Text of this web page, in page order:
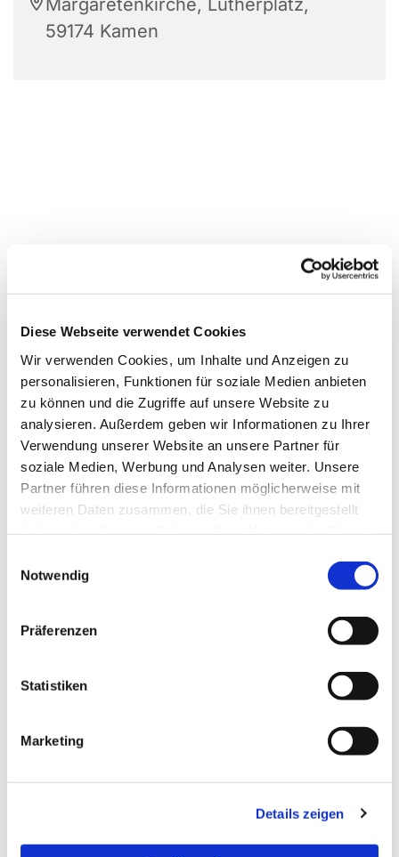
Diese Webseite verwendet Cookies
Wir verwenden Cookies, um Inhalte und Anzeigen zu
personalisieren, Funktionen für soziale Medien anbieten
zu können und die Zugriffe auf unsere Website zu
analysieren. Außerdem geben wir Informationen zu Ihrer
Verwendung unserer Website an unsere Partner für
soziale Medien, Werbung und Analysen weiter. Unsere
Partner führen diese Informationen möglicherweise mit
weiteren Daten zusammen, die Sie ihnen bereitgestellt
Notwendig
Präferenzen
Statistiken
Marketing
Details zeigen
Margaretenkirche, Lutherplatz,
59174 Kamen
Dies könnte Sie auch
interessieren